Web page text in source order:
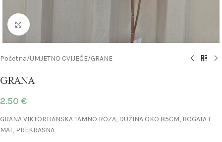
Click to enlarge
Početna/UMJETNO CVIJEĆE/GRANE
GRANA
2.50 €
GRANA VIKTORIJANSKA TAMNO ROZA, DUŽINA OKO 85CM, BOGATA I
MAT, PREKRASNA